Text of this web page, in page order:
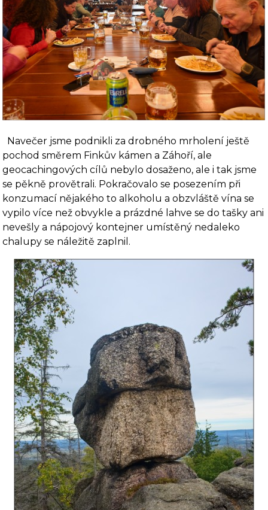
Navečer jsme podnikli za drobného mrholení ještě
pochod směrem Finkův kámen a Záhoří, ale
geocachingových cílů nebylo dosaženo, ale i tak jsme
se pěkně provětrali. Pokračovalo se posezením při
konzumací nějakého to alkoholu a obzvláště vína se
vypilo více než obvykle a prázdné lahve se do tašky ani
nevešly a nápojový kontejner umístěný nedaleko
chalupy se náležitě zaplnil.